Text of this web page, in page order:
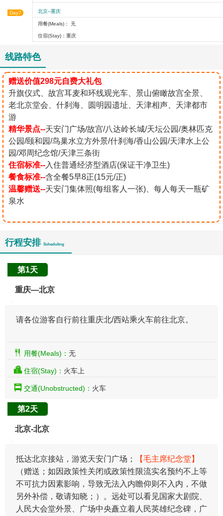
Day7 北京--重庆
用餐(Meals)： 无
住宿(Stay)：重庆
线路特色
赠送价值298元自费大礼包
升旗仪式、故宫耳麦和环线观光车、景山俯瞰故宫全景、
老北京堂会、什刹海、圆明园遗址、天津相声、天津都市
游
精华景点--天安门广场/故宫/八达岭长城/天坛公园/奥林匹克
公园/颐和园/鸟巢水立方外景/什刹海/香山公园/天津水上公
园/邓周纪念馆/天津三条街
住宿标准--入住普通经济型酒店(保证干净卫生)
餐食标准--含全餐5早8正(15元/正)
温馨赠送--天安门集体照(每组客人一张)、每人每天一瓶矿
泉水
行程安排 Scheduling
第1天
重庆—北京
请各位游客自行前往重庆北/西站乘火车前往北京。
用餐(Meals)： 无
住宿(Stay)： 火车上
交通(Unobstructed)： 火车
第2天
北京-北京
抵达北京接站，游览天安门广场；
【毛主席纪念堂】
（赠送；如因政策性关闭或政策性限流实名预约不上等
不可抗力因素影响，导致无法入内瞻仰则不入内，不做
另外补偿，敬请知晓；）。远处可以看见国家大剧院、
人民大会堂外景、广场中央矗立着人民英雄纪念碑，广